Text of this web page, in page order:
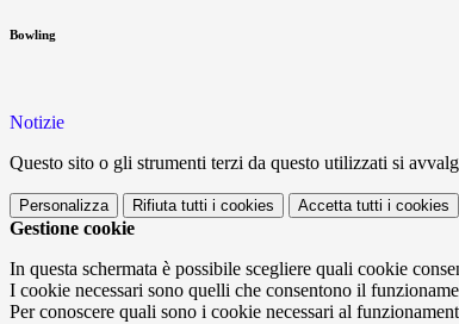
Bowling
Notizie
Questo sito o gli strumenti terzi da questo utilizzati si
Personalizza Rifiuta tutti i cookies Accetta tutti i cookies
Gestione cookie
In questa schermata è possibile scegliere quali cookie
I cookie necessari sono quelli che consentono il
Per conoscere quali sono i cookie necessari al